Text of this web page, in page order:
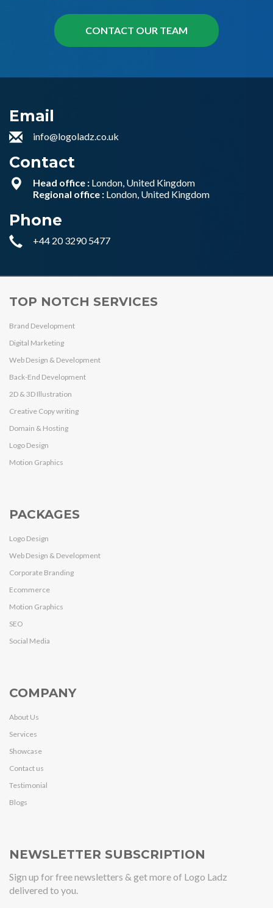
Email
info@logoladz.co.uk
Contact
Head office : London, United Kingdom
Regional office : London, United Kingdom
Phone
+44 20 3290 5477
TOP NOTCH SERVICES
Brand Development
Digital Marketing
Web Design & Development
Back-End Development
2D & 3D Illustration
Creative Copy writing
Domain & Hosting
Logo Design
Motion Graphics
PACKAGES
Logo Design
Web Design & Development
Corporate Branding
Ecommerce
Motion Graphics
SEO
Social Media
COMPANY
About Us
Services
Showcase
Contact us
Testimonial
Blogs
NEWSLETTER SUBSCRIPTION
Sign up for free newsletters & get more of Logo Ladz
delivered to you.